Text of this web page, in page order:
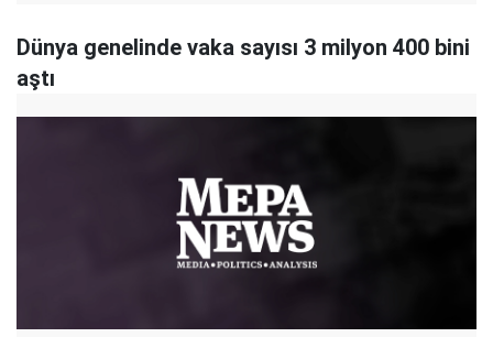
Dünya genelinde vaka sayısı 3 milyon 400 bini
aştı